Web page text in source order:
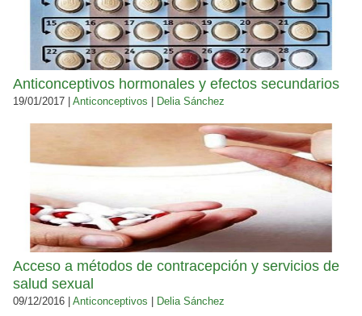
Anticonceptivos hormonales y efectos secundarios
19/01/2017 | Anticonceptivos Delia Sánchez
Acceso a métodos de contracepción y servicios de
salud sexual
09/12/2016 | Anticonceptivos Delia Sánchez